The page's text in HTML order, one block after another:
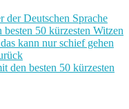
der Deutschen Sprache
50 kürzesten Witzen
kann nur schief gehen
den besten 50 kürzesten